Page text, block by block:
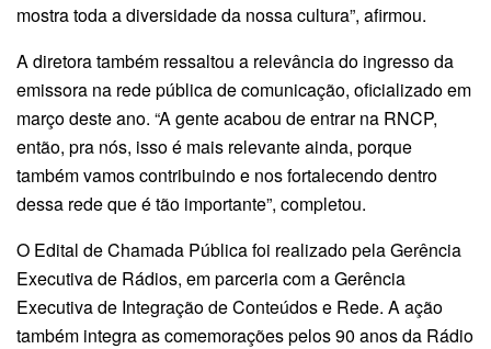
mostra toda a diversidade da nossa cultura”, afirmou.
A diretora também ressaltou a relevância do ingresso da
emissora na rede pública de comunicação, oficializado em
março deste ano. “A gente acabou de entrar na RNCP,
então, pra nós, isso é mais relevante ainda, porque
também vamos contribuindo e nos fortalecendo dentro
dessa rede que é tão importante”, completou.
O Edital de Chamada Pública foi realizado pela Gerência
Executiva de Rádios, em parceria com a Gerência
Executiva de Integração de Conteúdos e Rede. A ação
também integra as comemorações pelos 90 anos da Rádio